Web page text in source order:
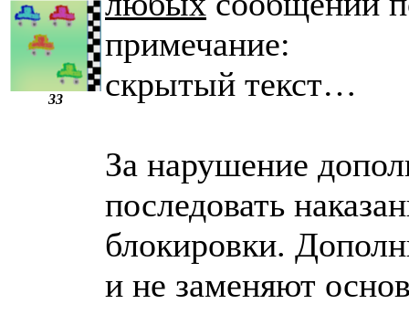
33
примечание:
скрытый текст…
За нарушение
последовать
блокировки.
и не заменяют